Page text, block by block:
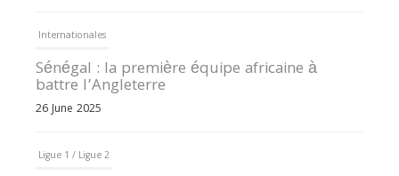
Internationales
Sénégal : la première équipe africaine à
battre l’Angleterre
26 June 2025
Ligue 1 / Ligue 2